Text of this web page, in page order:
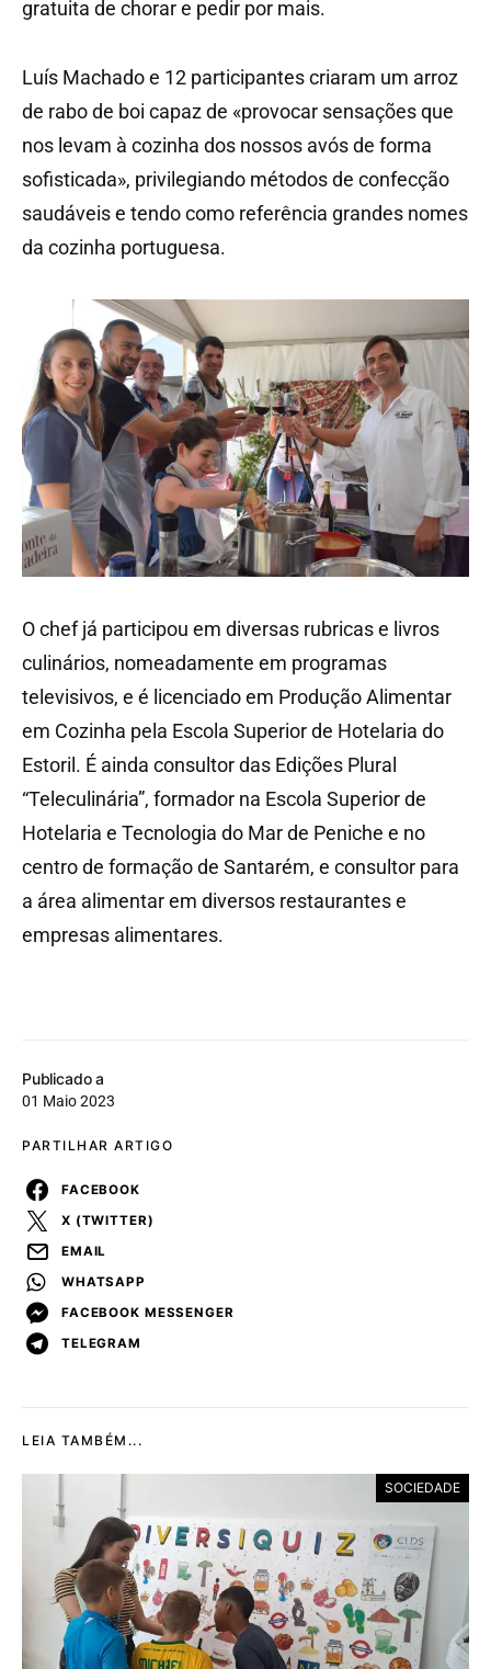
Publicado a
01 Maio 2023
PARTILHAR ARTIGO
FACEBOOK
X (TWITTER)
EMAIL
WHATSAPP
FACEBOOK MESSENGER
TELEGRAM
gratuita de chorar e pedir por mais.
Luís Machado e 12 participantes criaram um arroz
de rabo de boi capaz de «provocar sensações que
nos levam à cozinha dos nossos avós de forma
sofisticada», privilegiando métodos de confecção
saudáveis e tendo como referência grandes nomes
da cozinha portuguesa.
O chef já participou em diversas rubricas e livros
culinários, nomeadamente em programas
televisivos, e é licenciado em Produção Alimentar
em Cozinha pela Escola Superior de Hotelaria do
Estoril. É ainda consultor das Edições Plural
“Teleculinária”, formador na Escola Superior de
Hotelaria e Tecnologia do Mar de Peniche e no
centro de formação de Santarém, e consultor para
a área alimentar em diversos restaurantes e
empresas alimentares.
LEIA TAMBÉM...
SOCIEDADE